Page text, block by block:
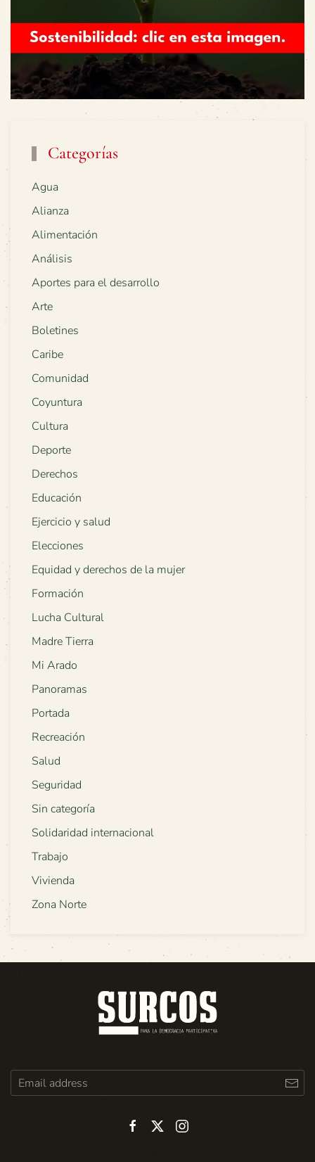
Categorías
Agua
Alianza
Alimentación
Análisis
Aportes para el desarrollo
Arte
Boletines
Caribe
Comunidad
Coyuntura
Cultura
Deporte
Derechos
Educación
Ejercicio y salud
Elecciones
Equidad y derechos de la mujer
Formación
Lucha Cultural
Madre Tierra
Mi Arado
Panoramas
Portada
Recreación
Salud
Seguridad
Sin categoría
Solidaridad internacional
Trabajo
Vivienda
Zona Norte